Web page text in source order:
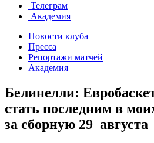
Телеграм
Академия
Новости клуба
Пресса
Репортажи матчей
Академия
Белинелли:
стать последним в
за сборную 29 августа